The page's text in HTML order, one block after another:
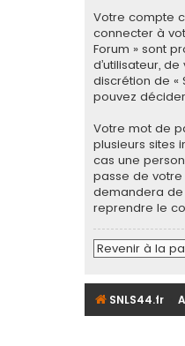
Votre compte
connecter à
Forum » sont
d’utilisateur,
discrétion de «
pouvez
Votre mot de
plusieurs sites
cas une
passe de votre
demandera de
reprendre le
Revenir à la
SNLS44.fr